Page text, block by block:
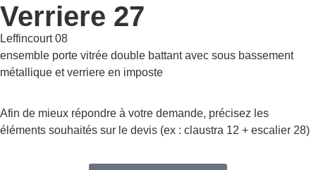
Verriere 27
Leffincourt 08
ensemble porte vitrée double battant avec sous bassement
métallique et verriere en imposte
Afin de mieux répondre à votre demande, précisez les
éléments souhaités sur le devis (ex : claustra 12 + escalier 28)